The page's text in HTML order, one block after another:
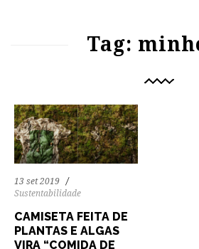
Tag:
13 set 2019
Sustentabilidade
CAMISETA FEITA DE
PLANTAS E ALGAS
VIRA “COMIDA DE